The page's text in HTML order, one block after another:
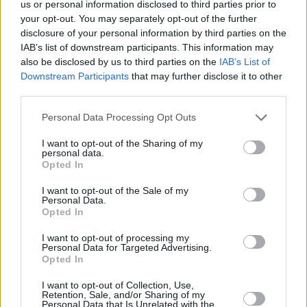
us or personal information disclosed to third parties prior to
your opt-out. You may separately opt-out of the further
disclosure of your personal information by third parties on the
IAB’s list of downstream participants. This information may
also be disclosed by us to third parties on the IAB’s List of
Downstream Participants that may further disclose it to other
Personal Data Processing Opt Outs
I want to opt-out of the Sharing of my
personal data.
Opted In
I want to opt-out of the Sale of my
Personal Data.
Opted In
I want to opt-out of processing my
Personal Data for Targeted Advertising.
Opted In
I want to opt-out of Collection, Use,
Retention, Sale, and/or Sharing of my
Personal Data that Is Unrelated with the
Eggs Benedict mit Spinat
Mittel
Pochiertes Ei auf Toast
Leicht
Pochiertes Ei
Leicht
Gefüllte Eier-Osterküken
Leicht
Käse Toast mit Spiegelei